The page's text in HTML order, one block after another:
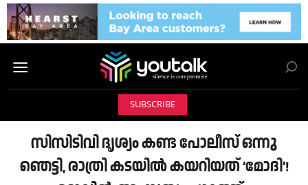
SUBSCRIBE
സിസിടിവി ദൃശ്യം കണ്ട പോലീസ് ഒന്നു
ഞെട്ടി, രാത്രി കടയിൽ കയറിയത് ‘മോദി’!